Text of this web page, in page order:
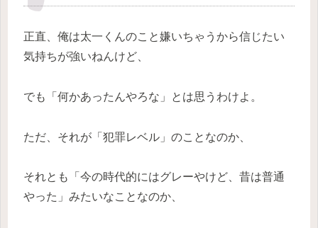
正直、俺は太一くんのこと嫌いちゃうから信じたい
気持ちが強いねんけど、
でも「何かあったんやろな」とは思うわけよ。
ただ、それが「犯罪レベル」のことなのか、
それとも「今の時代的にはグレーやけど、昔は普通
やった」みたいなことなのか、